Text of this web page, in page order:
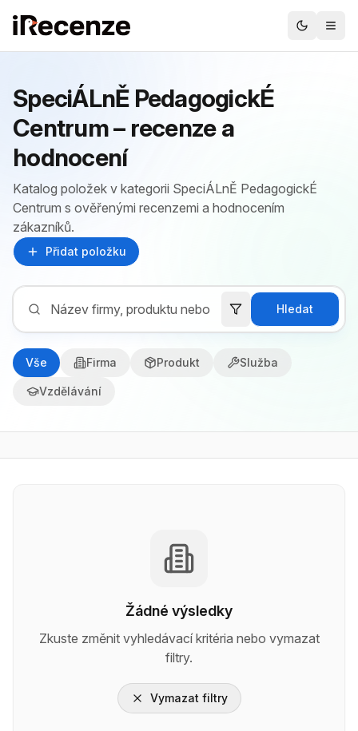
SpeciÁLnĚ PedagogickÉ
Centrum – recenze a
hodnocení
Katalog položek v kategorii SpeciÁLnĚ PedagogickÉ
Centrum s ověřenými recenzemi a hodnocením
zákazníků.
Přidat položku
Hledat
Vše Firma Produkt Služba
Vzdělávání
Žádné výsledky
Zkuste změnit vyhledávací kritéria nebo vymazat
filtry.
Vymazat filtry